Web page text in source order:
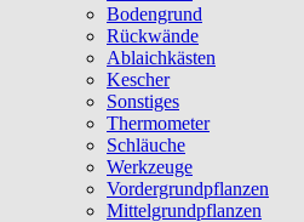
Bodengrund
Rückwände
Ablaichkästen
Kescher
Sonstiges
Thermometer
Schläuche
Werkzeuge
Vordergrundpflanzen
Mittelgrundpflanzen